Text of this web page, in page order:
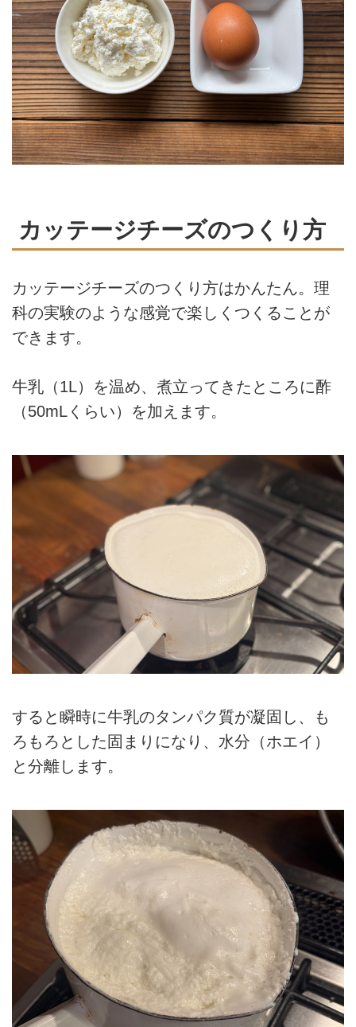
カッテージチーズのつくり方
カッテージチーズのつくり方はかんたん。理
科の実験のような感覚で楽しくつくることが
できます。
牛乳（1L）を温め、煮立ってきたところに酢
（50mLくらい）を加えます。
すると瞬時に牛乳のタンパク質が凝固し、も
ろもろとした固まりになり、水分（ホエイ）
と分離します。